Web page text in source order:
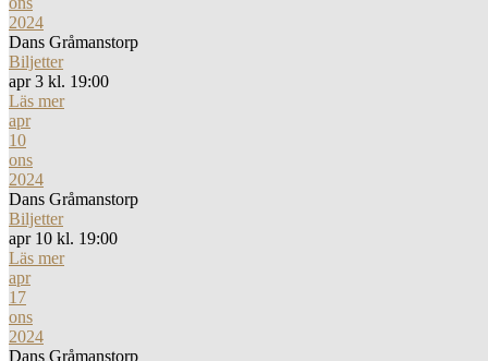
2024
Dans Gråmanstorp
Biljetter
apr 3 kl. 19:00
Läs mer
apr
10
ons
2024
Dans Gråmanstorp
Biljetter
apr 10 kl. 19:00
Läs mer
apr
17
ons
2024
Dans Gråmanstorp